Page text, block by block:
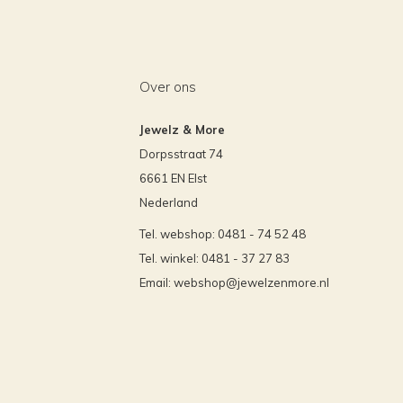
Over ons
Jewelz & More
Dorpsstraat 74
6661 EN Elst
Nederland
Tel. webshop: 0481 - 74 52 48
Tel. winkel: 0481 - 37 27 83
Email: webshop@jewelzenmore.nl